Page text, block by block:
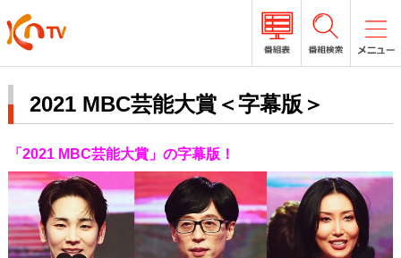
2021 MBC芸能大賞＜字幕版＞
「2021 MBC芸能大賞」の字幕版！